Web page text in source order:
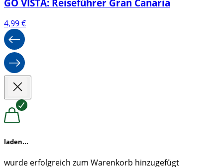
GO VISTA: Reiseführer Gran Canaria
4,99€
laden...
wurde erfolgreich zum Warenkorb hinzugefügt